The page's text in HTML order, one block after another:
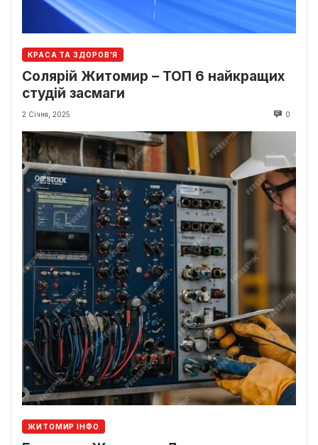
КРАСА ТА ЗДОРОВ'Я
Солярій Житомир – ТОП 6 найкращих
студій засмаги
2 Січня, 2025 0
ЖИТОМИР ІНФО